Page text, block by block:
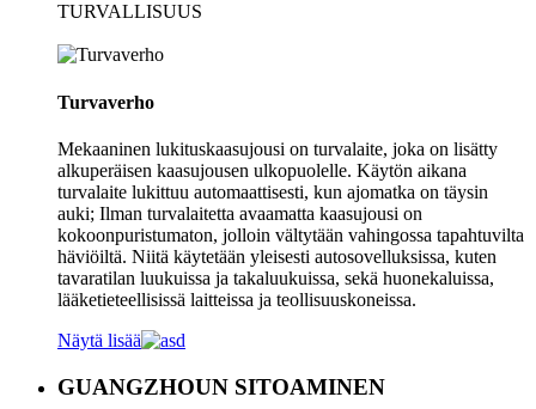
TURVALLISUUS
Turvaverho
Mekaaninen lukituskaasujousi on turvalaite, joka on lisätty
alkuperäisen kaasujousen ulkopuolelle. Käytön aikana
turvalaite lukittuu automaattisesti, kun ajomatka on täysin
auki; Ilman turvalaitetta avaamatta kaasujousi on
kokoonpuristumaton, jolloin vältytään vahingossa tapahtuvilta
häviöiltä. Niitä käytetään yleisesti autosovelluksissa, kuten
tavaratilan luukuissa ja takaluukuissa, sekä huonekaluissa,
lääketieteellisissä laitteissa ja teollisuuskoneissa.
Näytä lisää
GUANGZHOUN SITOAMINEN